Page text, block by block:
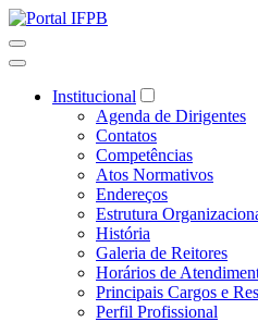
Institucional
Agenda de Dirigentes
Contatos
Competências
Atos Normativos
Endereços
Estrutura
História
Galeria de Reitores
Horários de
Principais Cargos e
Perfil Profissional